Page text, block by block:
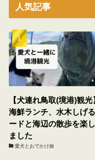
人気記事
【犬連れ鳥取(境港)観光
海鮮ランチ、水木しげ
ードと海辺の散歩を楽
ました
愛犬とおでかけ旅